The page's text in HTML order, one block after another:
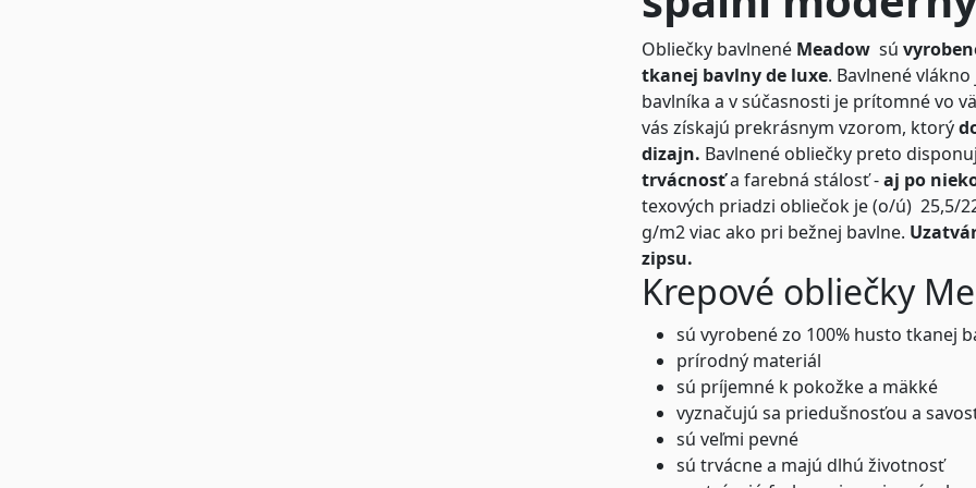
Obliečky bavlnené Meadow sú
tkanej bavlny de luxe. Bavlnené
bavlníka a v súčasnosti je prítomné vo
vás získajú prekrásnym vzorom, ktorý
dizajn. Bavlnené obliečky preto
trvácnosťa farebná stálosť -aj po
texových priadzi obliečok je (o/ú) 25,5/
g/m2 viac ako pri bežnej bavlne.
zipsu.
Krepové obliečky
sú vyrobené zo 100% husto tkanej
prírodný materiál
sú príjemné k pokožke a mäkké
vyznačujú sa priedušnosťou a
sú veľmi pevné
sú trvácne a majú dlhú životnosť